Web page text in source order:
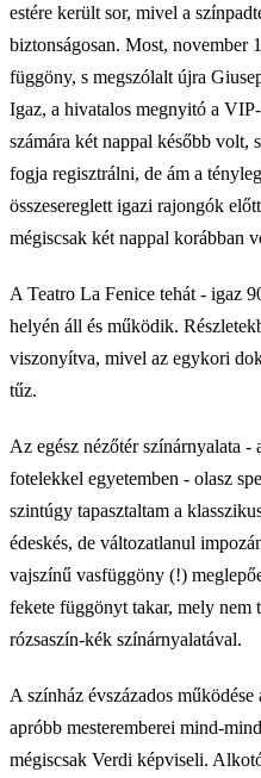
estére került sor, mivel a
biztonságosan. Most, november
függöny, s megszólalt újra
Igaz, a hivatalos megnyitó a
számára két nappal később volt,
fogja regisztrálni, de ám a
összesereglett igazi rajongók
mégiscsak két nappal korábban
A Teatro La Fenice tehát - igaz
helyén áll és működik.
viszonyítva, mivel az egykori
tűz.
Az egész nézőtér színárnyalata -
fotelekkel egyetemben - olasz
szintúgy tapasztaltam a
édeskés, de változatlanul
vajszínű vasfüggöny (!)
fekete függönyt takar, mely nem
rózsaszín-kék színárnyalatával.
A színház évszázados
apróbb mesteremberei mind-
mégiscsak Verdi képviseli.